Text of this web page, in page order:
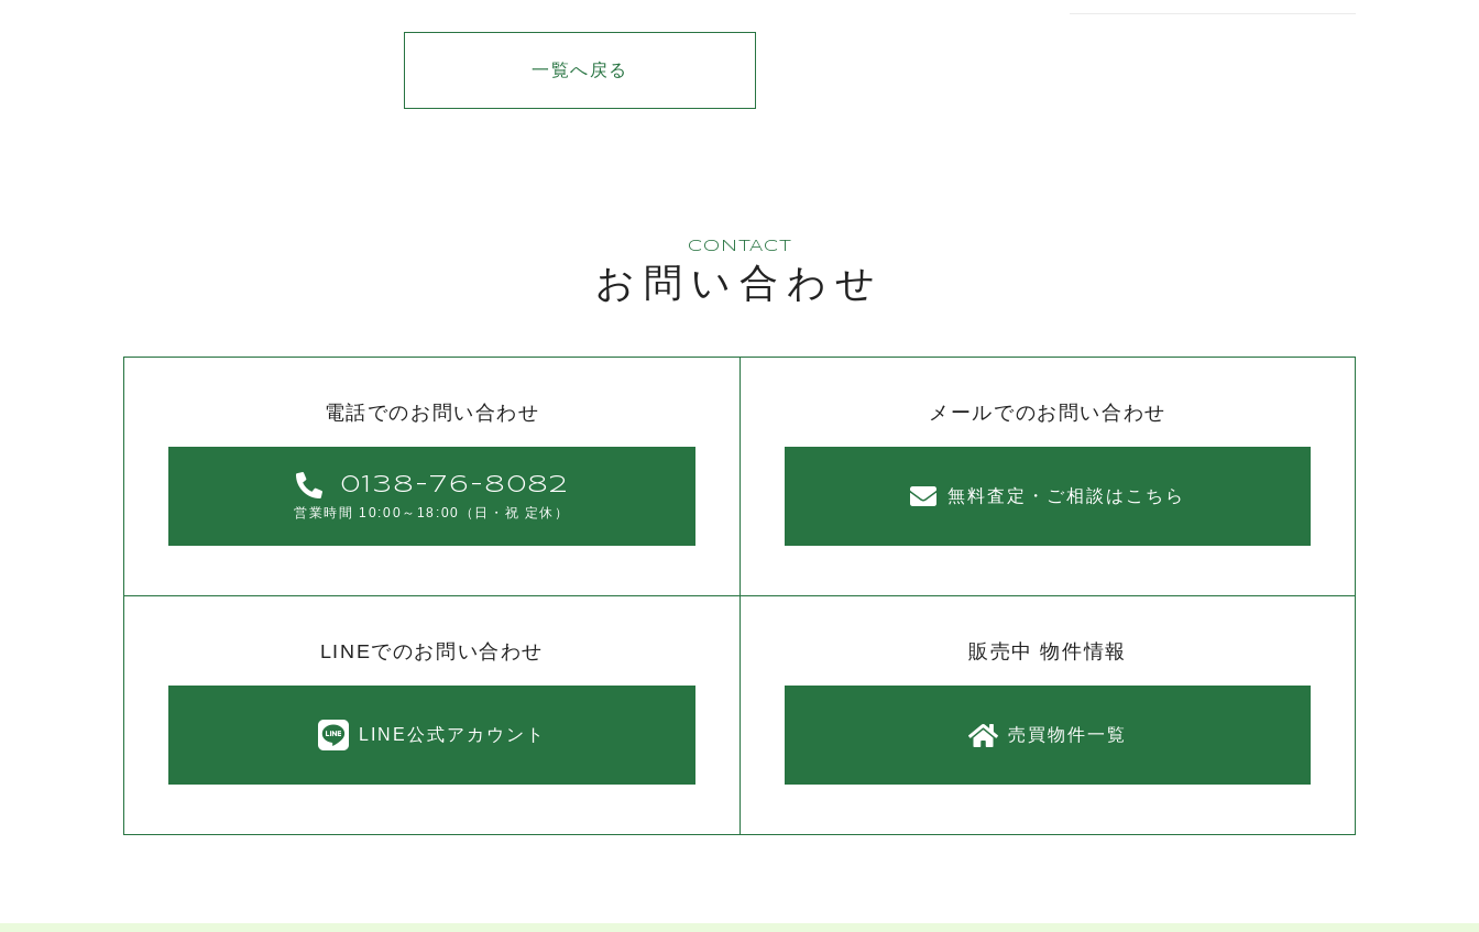
一覧へ戻る
CONTACT
お問い合わせ
電話でのお問い合わせ
0138-76-8082
営業時間 10:00～18:00 （日・祝 定休）
メールでのお問い合わせ
無料査定・ご相談はこちら
LINEでのお問い合わせ
LINE公式アカウント
販売中 物件情報
売買物件一覧